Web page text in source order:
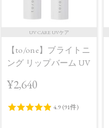
UV CARE UVケア
【to/one】ブライトニ
ング リップバーム UV
¥2,640